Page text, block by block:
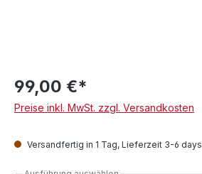
99,00 €*
Preise inkl. MwSt. zzgl. Versandkosten
Versandfertig in 1 Tag, Lieferzeit 3-6 days